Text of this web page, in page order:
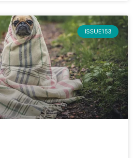
ISSUE153